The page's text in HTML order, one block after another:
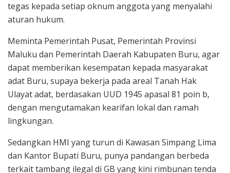
tegas kepada setiap oknum anggota yang menyalahi
aturan hukum.
Meminta Pemerintah Pusat, Pemerintah Provinsi
Maluku dan Pemerintah Daerah Kabupaten Buru, agar
dapat memberikan kesempatan kepada masyarakat
adat Buru, supaya bekerja pada areal Tanah Hak
Ulayat adat, berdasakan UUD 1945 apasal 81 poin b,
dengan mengutamakan kearifan lokal dan ramah
lingkungan.
Sedangkan HMI yang turun di Kawasan Simpang Lima
dan Kantor Bupati Buru, punya pandangan berbeda
terkait tambang ilegal di GB yang kini rimbunan tenda